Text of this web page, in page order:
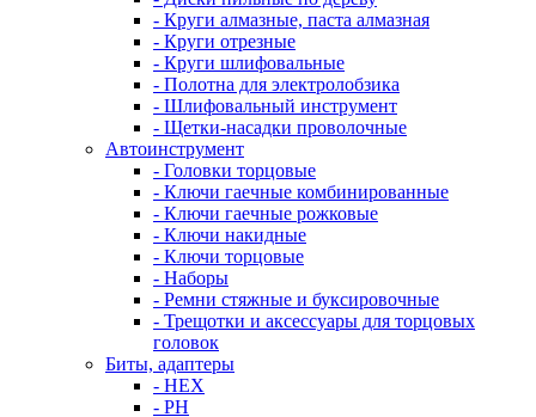
- Круги алмазные, паста алмазная
- Круги отрезные
- Круги шлифовальные
- Полотна для электролобзика
- Шлифовальный инструмент
- Щетки-насадки проволочные
Автоинструмент
- Головки торцовые
- Ключи гаечные комбинированные
- Ключи гаечные рожковые
- Ключи накидные
- Ключи торцовые
- Наборы
- Ремни стяжные и буксировочные
- Трещотки и аксессуары для торцовых
головок
Биты, адаптеры
- HEX
- PH